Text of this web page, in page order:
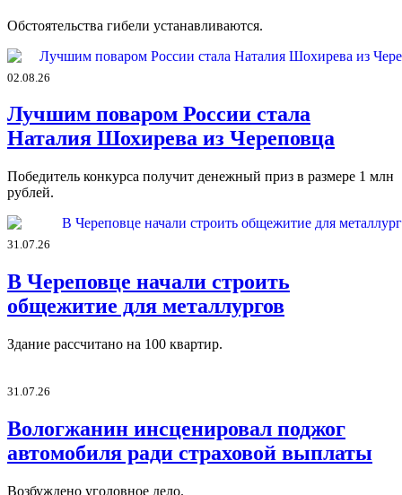
Обстоятельства гибели устанавливаются.
02.08.26
Лучшим поваром России стала
Наталия Шохирева из Череповца
Победитель конкурса получит денежный приз в размере 1 млн
рублей.
31.07.26
В Череповце начали строить
общежитие для металлургов
Здание рассчитано на 100 квартир.
31.07.26
Вологжанин инсценировал поджог
автомобиля ради страховой выплаты
Возбуждено уголовное дело.